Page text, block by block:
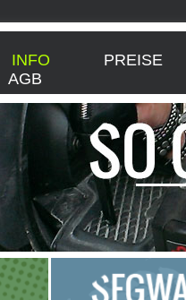
INFO PREISE
AGB